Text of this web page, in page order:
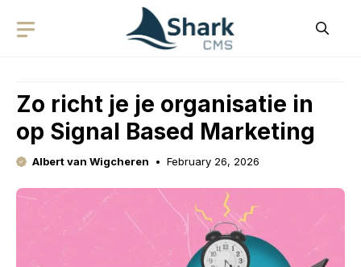
Zo richt je je organisatie in
op Signal Based Marketing
Albert van Wigcheren February 26, 2026